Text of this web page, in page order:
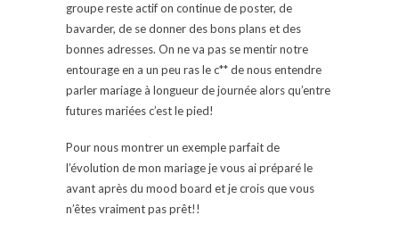
groupe reste actif on continue de poster, de
bavarder, de se donner des bons plans et des
bonnes adresses. On ne va pas se mentir notre
entourage en a un peu ras le c** de nous entendre
parler mariage à longueur de journée alors qu’entre
futures mariées c’est le pied!
Pour nous montrer un exemple parfait de
l’évolution de mon mariage je vous ai préparé le
avant après du mood board et je crois que vous
n’êtes vraiment pas prêt!!